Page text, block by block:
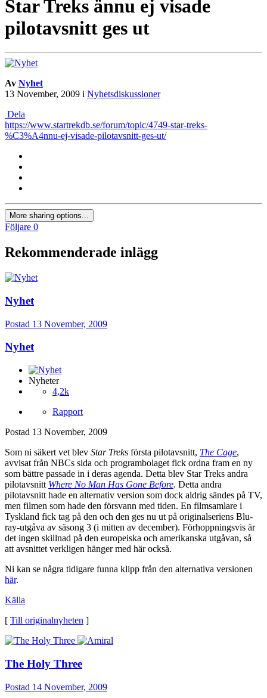
Star Treks ännu ej visade
pilotavsnitt ges ut
Av Nyhet
13 November, 2009 i Nyhetsdiskussioner
Dela
https://www.startrekdb.se/forum/topic/4749-star-treks-
%C3%A4nnu-ej-visade-pilotavsnitt-ges-ut/
More sharing options...
Följare 0
Rekommenderade inlägg
Nyhet
Postad 13 November, 2009
Nyhet
Nyheter
4,2k
Rapport
Postad 13 November, 2009
Som ni säkert vet blev Star Treks första pilotavsnitt, The Cage,
avvisat från NBCs sida och programbolaget fick ordna fram en ny
som bättre passade in i deras agenda. Detta blev Star Treks andra
pilotavsnitt Where No Man Has Gone Before. Detta andra
pilotavsnitt hade en alternativ version som dock aldrig sändes på TV,
men filmen som hade den försvann med tiden. En filmsamlare i
Tyskland fick tag på den och den ges nu ut på originalseriens Blu-
ray-utgåva av säsong 3 (i mitten av december). Förhoppningsvis är
det ingen skillnad på den europeiska och amerikanska utgåvan, så
att avsnittet verkligen hänger med här också.
Ni kan se några tidigare funna klipp från den alternativa versionen
här.
Källa
[ Till originalnyheten ]
The Holy Three
Postad 14 November, 2009